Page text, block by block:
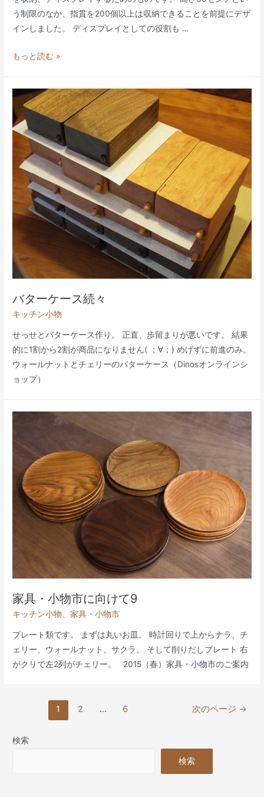
う制限のなか、指貫を200個以上は収納できることを前提にデザ
インしました。 ディスプレイとしての役割も …
チ
ー
小
抽
もっと読む »
バターケース続々
キッチン小物
せっせとバターケース作り。 正直、歩留まりが悪いです。 結果
的に1割から2割が商品になりません( ；∀；) めげずに前進のみ。
ウォールナットとチェリーのバターケース（Dinosオンラインシ
ョップ）
家具・小物市に向けて9
キッチン小物 、家具・小物市
プレート類です。 まずは丸いお皿。 時計回りで上からナラ、チ
ェリー、ウォールナット、サクラ。 そして削りだしプレート 右
がクリで左2列がチェリー。 2015（春）家具・小物市のご案内
1 2 … 6 次のページ →
検索
検索